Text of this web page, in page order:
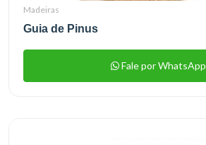
Madeiras
Guia de Pinus
Fale por WhatsApp